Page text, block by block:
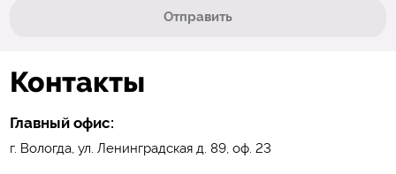
Отправить
Контакты
Главный офис:
г. Вологда, ул. Ленинградская д. 89, оф. 23